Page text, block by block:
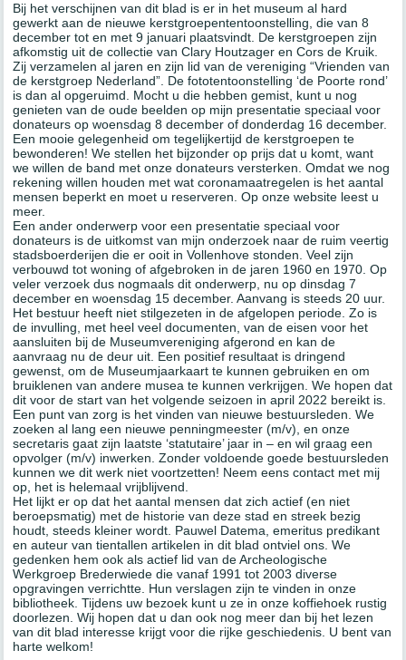
Bij het verschijnen van dit blad is er in het museum al hard
gewerkt aan de nieuwe kerstgroepententoonstelling, die van 8
december tot en met 9 januari plaatsvindt. De kerstgroepen zijn
afkomstig uit de collectie van Clary Houtzager en Cors de Kruik.
Zij verzamelen al jaren en zijn lid van de vereniging “Vrienden van
de kerstgroep Nederland”. De fototentoonstelling ‘de Poorte rond’
is dan al opgeruimd. Mocht u die hebben gemist, kunt u nog
genieten van de oude beelden op mijn presentatie speciaal voor
donateurs op woensdag 8 december of donderdag 16 december.
Een mooie gelegenheid om tegelijkertijd de kerstgroepen te
bewonderen! We stellen het bijzonder op prijs dat u komt, want
we willen de band met onze donateurs versterken. Omdat we nog
rekening willen houden met wat coronamaatregelen is het aantal
mensen beperkt en moet u reserveren. Op onze website leest u
meer.
Een ander onderwerp voor een presentatie speciaal voor
donateurs is de uitkomst van mijn onderzoek naar de ruim veertig
stadsboerderijen die er ooit in Vollenhove stonden. Veel zijn
verbouwd tot woning of afgebroken in de jaren 1960 en 1970. Op
veler verzoek dus nogmaals dit onderwerp, nu op dinsdag 7
december en woensdag 15 december. Aanvang is steeds 20 uur.
Het bestuur heeft niet stilgezeten in de afgelopen periode. Zo is
de invulling, met heel veel documenten, van de eisen voor het
aansluiten bij de Museumvereniging afgerond en kan de
aanvraag nu de deur uit. Een positief resultaat is dringend
gewenst, om de Museumjaarkaart te kunnen gebruiken en om
bruiklenen van andere musea te kunnen verkrijgen. We hopen dat
dit voor de start van het volgende seizoen in april 2022 bereikt is.
Een punt van zorg is het vinden van nieuwe bestuursleden. We
zoeken al lang een nieuwe penningmeester (m/v), en onze
secretaris gaat zijn laatste ‘statutaire’ jaar in – en wil graag een
opvolger (m/v) inwerken. Zonder voldoende goede bestuursleden
kunnen we dit werk niet voortzetten! Neem eens contact met mij
op, het is helemaal vrijblijvend.
Het lijkt er op dat het aantal mensen dat zich actief (en niet
beroepsmatig) met de historie van deze stad en streek bezig
houdt, steeds kleiner wordt. Pauwel Datema, emeritus predikant
en auteur van tientallen artikelen in dit blad ontviel ons. We
gedenken hem ook als actief lid van de Archeologische
Werkgroep Brederwiede die vanaf 1991 tot 2003 diverse
opgravingen verrichtte. Hun verslagen zijn te vinden in onze
bibliotheek. Tijdens uw bezoek kunt u ze in onze koffiehoek rustig
doorlezen. Wij hopen dat u dan ook nog meer dan bij het lezen
van dit blad interesse krijgt voor die rijke geschiedenis. U bent van
harte welkom!